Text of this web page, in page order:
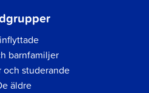
barnfamiljer
och studerande
äldre